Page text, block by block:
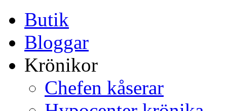
Butik
Bloggar
Krönikor
Chefen kåserar